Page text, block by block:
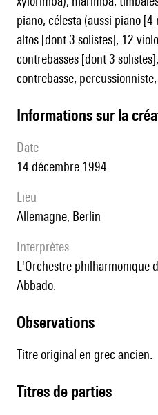
piano, célesta (aussi piano
altos [dont 3 solistes], 12
contrebasses [dont 3
contrebasse,
informations sur la
date
14 décembre 1994
lieu
Allemagne, Berlin
interprètes
l'Orchestre philharmonique de Berlin, direction : Claudio
Abbado.
observations
Titre original en grec ancien.
Titres de parties